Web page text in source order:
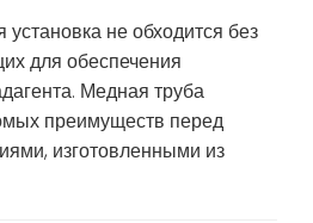
не обходится без
для обеспечения
Медная труба
преимуществ перед
изготовленными из